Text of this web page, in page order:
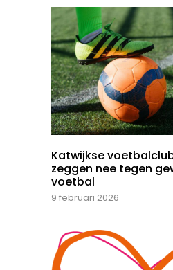
Katwijkse
zeggen nee tegen
voetbal
9 februari 2026